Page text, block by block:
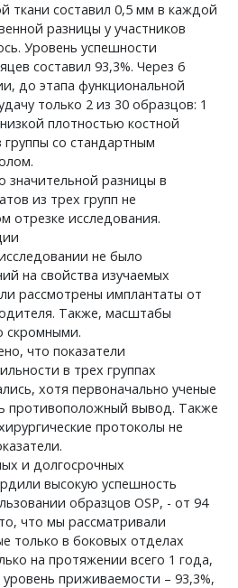
ткани составил 0,5 мм в каждой
разницы у участников
Уровень успешности
составил 93,3%. Через 6
до этапа функциональной
только 2 из 30 образцов: 1
плотностью костной
группы со стандартным
значительной разницы в
из трех групп не
отрезке исследования.
не было
на свойства изучаемых
рассмотрены имплантаты от
Также, масштабы
скромными.
что показатели
в трех группах
хотя первоначально ученые
противоположный вывод. Также
протоколы не
и долгосрочных
высокую успешность
образцов OSP, - от 94
что мы рассматривали
только в боковых отделах
на протяжении всего 1 года,
приживаемости – 93,3%,